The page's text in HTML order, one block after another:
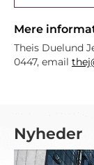
Mere
Theis Duelund
0447, email
Nyheder